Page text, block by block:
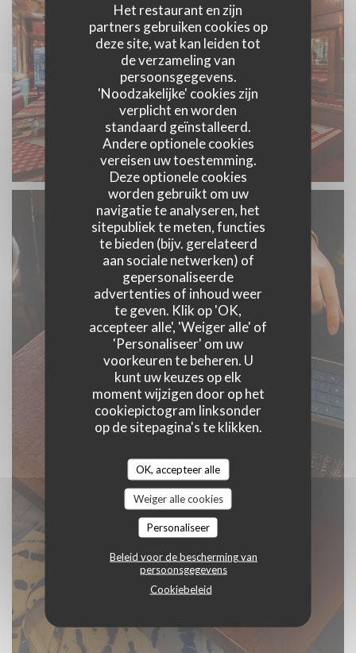
Het restaurant en zijn
partners gebruiken cookies op
deze site, wat kan leiden tot
de verzameling van
persoonsgegevens.
'Noodzakelijke' cookies zijn
verplicht en worden
standaard geïnstalleerd.
Andere optionele cookies
vereisen uw toestemming.
Deze optionele cookies
worden gebruikt om uw
navigatie te analyseren, het
sitepubliek te meten, functies
te bieden (bijv. gerelateerd
aan sociale netwerken) of
gepersonaliseerde
advertenties of inhoud weer
te geven. Klik op 'OK,
accepteer alle', 'Weiger alle' of
'Personaliseer' om uw
voorkeuren te beheren. U
kunt uw keuzes op elk
moment wijzigen door op het
cookiepictogram linksonder
op de sitepagina's te klikken.
OK, accepteer alle
Weiger alle cookies
Personaliseer
Beleid voor de bescherming van
persoonsgegevens
Cookiebeleid